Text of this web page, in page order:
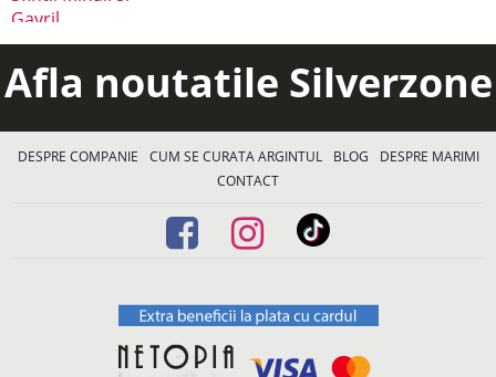
Afla noutatile Silverzone
DESPRE COMPANIE CUM SE CURATA ARGINTUL BLOG
DESPRE MARIMI
CONTACT